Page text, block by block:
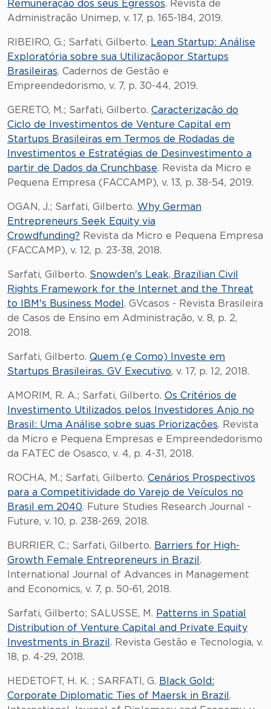
Remuneração dos seus Egressos. Revista de
Administração Unimep, v. 17, p. 165-184, 2019.
RIBEIRO, G.; Sarfati, Gilberto. Lean Startup: Análise
Exploratória sobre sua Utilizaçãopor Startups
Brasileiras. Cadernos de Gestão e
Empreendedorismo, v. 7, p. 30-44, 2019.
GERETO, M.; Sarfati, Gilberto. Caracterização do
Ciclo de Investimentos de Venture Capital em
Startups Brasileiras em Termos de Rodadas de
Investimentos e Estratégias de Desinvestimento a
partir de Dados da Crunchbase. Revista da Micro e
Pequena Empresa (FACCAMP), v. 13, p. 38-54, 2019.
OGAN, J.; Sarfati, Gilberto. Why German
Entrepreneurs Seek Equity via
Crowdfunding? Revista da Micro e Pequena Empresa
(FACCAMP), v. 12, p. 23-38, 2018.
Sarfati, Gilberto. Snowden's Leak, Brazilian Civil
Rights Framework for the Internet and the Threat
to IBM's Business Model . GVcasos - Revista Brasileira
de Casos de Ensino em Administração, v. 8, p. 2,
2018.
Sarfati, Gilberto. Quem (e Como) Investe em
Startups Brasileiras. GV Executivo, v. 17, p. 12, 2018.
AMORIM, R. A.; Sarfati, Gilberto. Os Critérios de
Investimento Utilizados pelos Investidores Anjo no
Brasil: Uma Análise sobre suas Priorizações. Revista
da Micro e Pequena Empresas e Empreendedorismo
da FATEC de Osasco, v. 4, p. 4-31, 2018.
ROCHA, M.; Sarfati, Gilberto. Cenários Prospectivos
para a Competitividade do Varejo de Veículos no
Brasil em 2040. Future Studies Research Journal -
Future, v. 10, p. 238-269, 2018.
BURRIER, C.; Sarfati, Gilberto. Barriers for High-
Growth Female Entrepreneurs in Brazil .
International Journal of Advances in Management
and Economics, v. 7, p. 50-61, 2018.
Sarfati, Gilberto; SALUSSE, M. Patterns in Spatial
Distribution of Venture Capital and Private Equity
Investments in Brazil . Revista Gestão e Tecnologia, v.
18, p. 4-29, 2018.
HEDETOFT, H. K. ; SARFATI, G. Black Gold:
Corporate Diplomatic Ties of Maersk in Brazil .